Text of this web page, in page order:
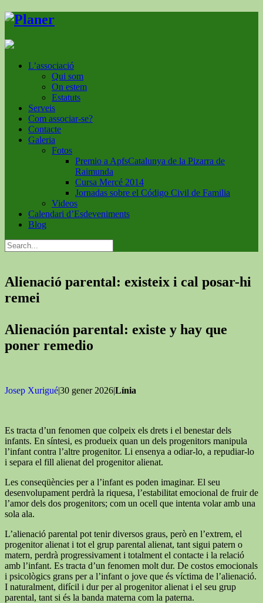
L’associació
Qui som
On estem
Estatuts
Serveis
Com associar-se?
Contacte
Galeria
Fotos
Premio a ApfsCatalunya de la Pizarra de
Raimunda
Cursa Mercé 2014
Jornadas sobre el Código Civil de Familia
Videos
Calendari d’Esdeveniments
Blog
Alienació parental: existeix i cal posar-hi
remei
Alienación parental: existe y hay que
poner remedio
Josep Xurigué|30 gener 2026|Línia
Es tracta d’un fenomen que colpeix els drets i el benestar dels
infants. En síntesi, es produeix quan un dels progenitors manipula
l’infant contra l’altre progenitor. Li ensenya a odiar-lo, a repudiar-lo
i separa el fill alienat del progenitor alienat.
Les conseqüències per a l’infant es poden imaginar. El seu
desenvolupament perdrà la riquesa, l’estabilitat emocional de fruir de
l’amor dels dos progenitors; com un ocell que intenta volar amb una
sola ala.
L’alienació parental pot tenir diversos graus, però en l’extrem, el
progenitor alienat i tot el grup parental alienat, tant sigui patern o
matern, perdrà progressivament i totalment el contacte i la relació
amb l’infant. Es tracta d’un fenomen molt dur. De costos emocionals
i psicològics grans per a l’infant o jove que és víctima de l’alienació.
I naturalment, difícil i dur per al progenitor alienat i el seu grup
parental, tant si és la banda materna com la paterna.